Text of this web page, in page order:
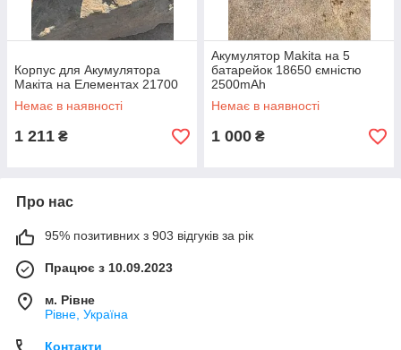
Корпус для Акумулятора
Макіта на Елементах 21700
Немає в наявності
1 211 ₴
Акумулятор Makita на 5
батарейок 18650 ємністю
2500mAh
Немає в наявності
1 000 ₴
Про нас
95% позитивних з 903 відгуків за рік
Працює з 10.09.2023
м. Рівне
Рівне, Україна
Контакти